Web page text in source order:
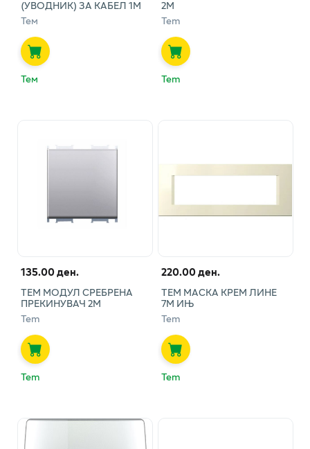
(УВОДНИК) ЗА КАБЕЛ 1М
Тем
Тем
2М
Tem
Tem
135.00 ден.
ТЕМ МОДУЛ СРЕБРЕНА
ПРЕКИНУВАЧ 2М
Tem
Tem
220.00 ден.
ТЕМ МАСКА КРЕМ ЛИНЕ
7М ИЊ
Tem
Tem